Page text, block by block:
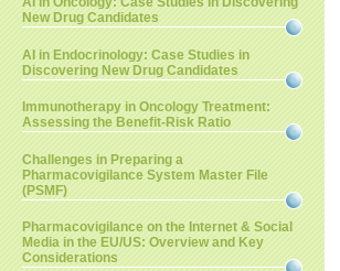
New Drug Candidates
AI in Endocrinology: Case Studies in
Discovering New Drug Candidates
Immunotherapy in Oncology Treatment:
Assessing the Benefit-Risk Ratio
Challenges in Preparing a
Pharmacovigilance System Master File
(PSMF)
Pharmacovigilance on the Internet & Social
Media in the EU/US: Overview and Key
Considerations